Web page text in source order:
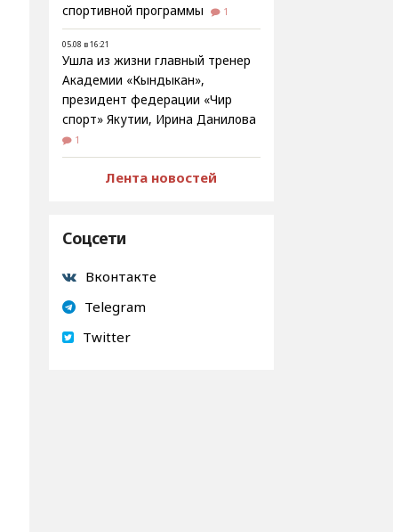
спортивной программы
1
05.08 в 16:21
Ушла из жизни главный тренер
Академии «Кындыкан»,
президент федерации «Чир
спорт» Якутии, Ирина Данилова
1
Лента новостей
Соцсети
Вконтакте
Telegram
Twitter